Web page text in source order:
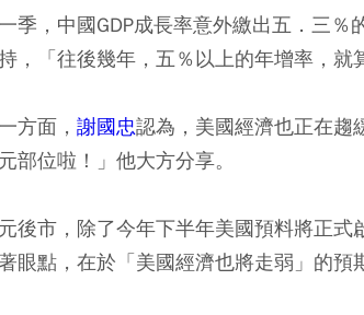
季，中國GDP成長率意外繳出五．三
，「往後幾年，五％以上的年增率，就
方面， 謝國忠認為，美國經濟也正在趨
部位啦！」他大方分享。
後市，除了今年下半年美國預料將正
眼點，在於「美國經濟也將走弱」的預